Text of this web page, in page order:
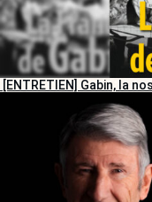
[ENTRETIEN] Gabin, la